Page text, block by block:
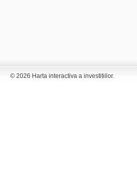
© 2026 Harta interactiva a investitiilor.